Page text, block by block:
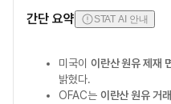
간단 요약 STAT AI 안내
미국이 이란산 원유 제재
밝혔다.
OFAC는 이란산 원유 거래